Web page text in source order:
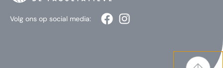
Volg ons op social media: